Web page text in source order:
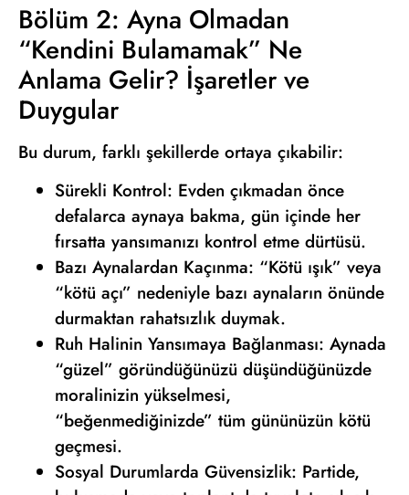
Bölüm 2: Ayna Olmadan
“Kendini Bulamamak” Ne
Anlama Gelir? İşaretler ve
Duygular
Bu durum, farklı şekillerde ortaya çıkabilir:
Sürekli Kontrol: Evden çıkmadan önce
defalarca aynaya bakma, gün içinde her
fırsatta yansımanızı kontrol etme dürtüsü.
Bazı Aynalardan Kaçınma: “Kötü ışık” veya
“kötü açı” nedeniyle bazı aynaların önünde
durmaktan rahatsızlık duymak.
Ruh Halinin Yansımaya Bağlanması: Aynada
“güzel” göründüğünüzü düşündüğünüzde
moralinizin yükselmesi,
“beğenmediğinizde” tüm gününüzün kötü
geçmesi.
Sosyal Durumlarda Güvensizlik: Partide,